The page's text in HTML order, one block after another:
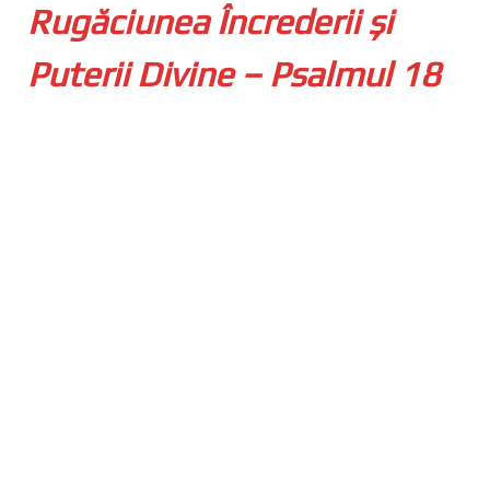
Rugăciunea Încrederii și
Puterii Divine – Psalmul 18